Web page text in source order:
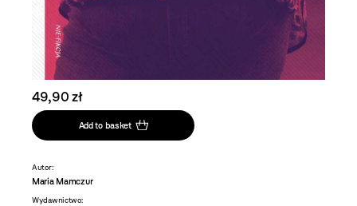
49,90 zł
Add to basket
Autor:
Maria Mamczur
Wydawnictwo: